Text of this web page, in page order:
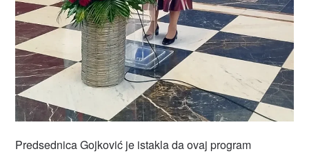
Predsednica Gojković je istakla da ovaj program